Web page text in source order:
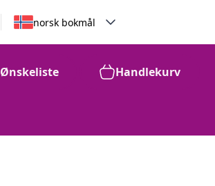
norsk bokmål
Ønskeliste Handlekurv